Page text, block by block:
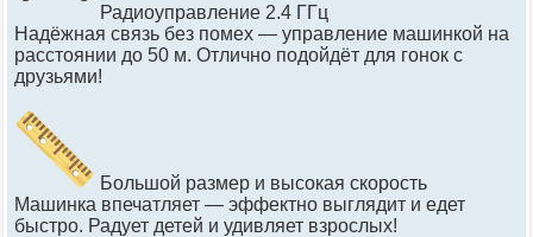
Радиоуправление 2.4 ГГц
Надёжная связь без помех — управление машинкой на
расстоянии до 50 м. Отлично подойдёт для гонок с
друзьями!
Большой размер и высокая скорость
Машинка впечатляет — эффектно выглядит и едет
быстро. Радует детей и удивляет взрослых!